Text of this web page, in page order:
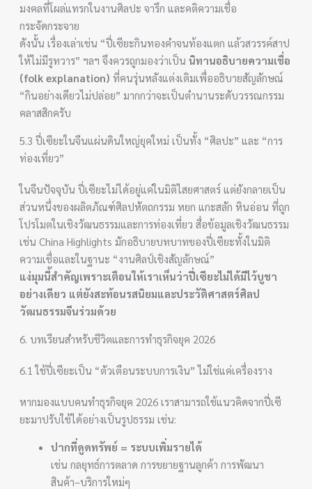
มงคลที่โผล่แทรกในงานศิลปะ จารึก และคติความเชื่อ
กระจัดกระจาย
ดังนั้น เรื่องเล่าเช่น “ปี่เซียะกินทองคำจนท้องแตก แล้วสวรรค์สาป
ให้ไม่มีรูทวาร” ฯลฯ จึงควรถูกมองว่าเป็นนิทานอธิบายความเชื่อ
(folk explanation) ที่คนรุ่นหลังแต่งเติมเพื่ออธิบายสัญลักษณ์
“กินอย่างเดียวไม่ปล่อย” มากกว่าจะเป็นตำนานระดับวรรณกรรม
คลาสสิกครับ
5.3 ปี่เซียะในจีนแผ่นดินใหญ่ยุคใหม่ เป็นทั้ง “ศิลปะ” และ “การ
ท่องเที่ยว”
ในจีนปัจจุบัน ปี่เซียะไม่ได้อยู่แค่ในมิติไสยศาสตร์ แต่ยังกลายเป็น
ส่วนหนึ่งของผลิตภัณฑ์ศิลปหัตถกรรม หยก แกะสลัก หินอ่อน ที่ถูก
โปรโมตในเชิงวัฒนธรรมและการท่องเที่ยว สื่อข้อมูลเชิงวัฒนธรรม
เช่น China Highlights มักอธิบายบทบาทของปี่เซียะทั้งในมิติ
ความเชื่อและในฐานะ “งานศิลป์เชิงสัญลักษณ์”
แง่มุมนี้สำคัญเพราะเตือนให้เราเห็นว่าปี่เซียะไม่ได้มีไว้บูชา
อย่างเดียว แต่ยังสะท้อนรสนิยมและประวัติศาสตร์ศิลป
วัฒนธรรมจีนร่วมด้วย
6. บทเรียนสำหรับชีวิตและการทำธุรกิจยุค 2026
6.1 ใช้ปี่เซียะเป็น “ตัวเตือนระบบการเงิน” ไม่ใช่แค่เครื่องราง
หากมองแบบคนทำธุรกิจยุค 2026 เราสามารถใช้แนวคิดจากปี่เซี
ยะมาปรับใช้ได้อย่างเป็นรูปธรรม เช่น:
ปากที่ดูดทรัพย์ = ระบบเพิ่มรายได้
เช่น กลยุทธ์การตลาด การขยายฐานลูกค้า การพัฒนา
สินค้า–บริการใหม่ๆ